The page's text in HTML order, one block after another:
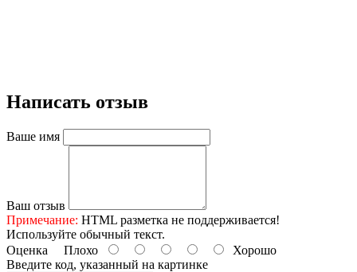
Написать отзыв
Ваше имя
Ваш отзыв
Примечание: HTML разметка не поддерживается!
Используйте обычный текст.
Оценка Плохо
Хорошо
Введите код, указанный на картинке